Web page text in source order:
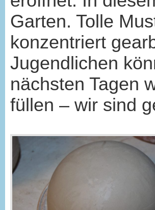
Garten. Tolle
konzentriert
Jugendlichen
nächsten Tagen
füllen – wir sind